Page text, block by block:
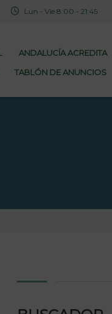
Lun - Vie 8:00 - 21:45
ANDALUCÍA ACREDITA
TABLÓN DE ANUNCIOS